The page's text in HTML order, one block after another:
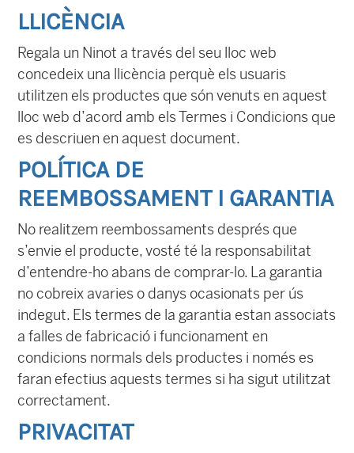
LLICÈNCIA
Regala un Ninot a través del seu lloc web
concedeix una llicència perquè els usuaris
utilitzen els productes que són venuts en aquest
lloc web d’acord amb els Termes i Condicions que
es descriuen en aquest document.
POLÍTICA DE
REEMBOSSAMENT I GARANTIA
No realitzem reembossaments després que
s’envie el producte, vosté té la responsabilitat
d’entendre-ho abans de comprar-lo. La garantia
no cobreix avaries o danys ocasionats per ús
indegut. Els termes de la garantia estan associats
a falles de fabricació i funcionament en
condicions normals dels productes i només es
faran efectius aquests termes si ha sigut utilitzat
correctament.
PRIVACITAT